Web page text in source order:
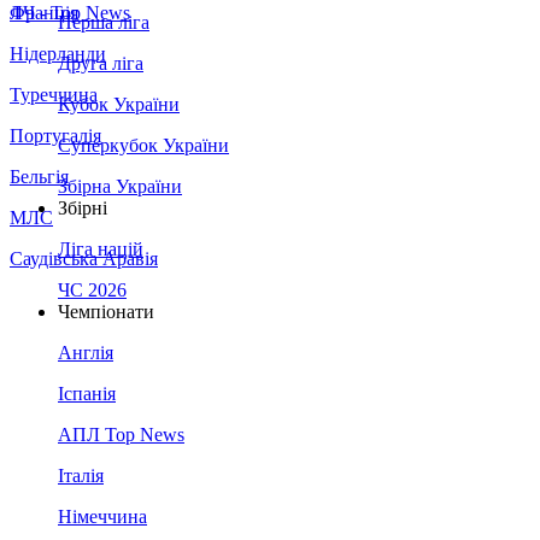
Франція
Нідерланди
Туреччина
Португалія
Бельгія
МЛС
Саудівська Аравія
ЛЧ - Top News
Перша ліга
Друга ліга
Кубок України
Суперкубок України
Збірна України
Збірні
Ліга націй
ЧС 2026
Чемпіонати
Англія
Іспанія
АПЛ Top News
Італія
Німеччина